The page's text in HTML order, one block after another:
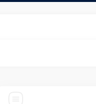
قیمت عمده